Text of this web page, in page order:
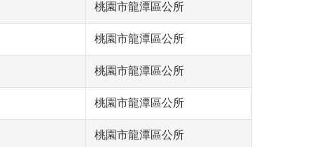
桃園市龍潭區公所
桃園市龍潭區公所
桃園市龍潭區公所
桃園市龍潭區公所
桃園市龍潭區公所